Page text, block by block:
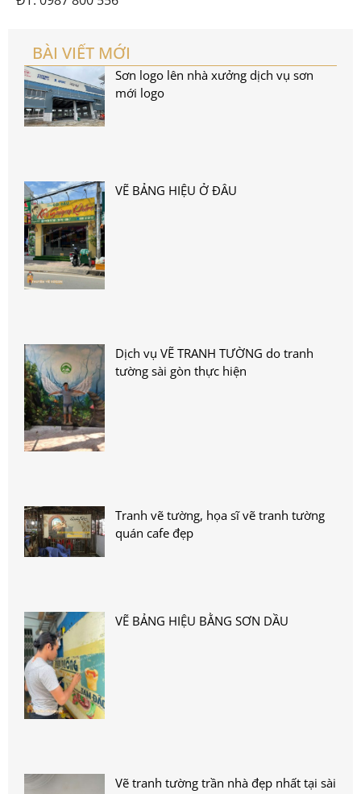
BÀI VIẾT MỚI
Sơn logo lên nhà xưởng dịch vụ sơn
mới logo
VẼ BẢNG HIỆU Ở ĐÂU
Dịch vụ VẼ TRANH TƯỜNG do tranh
tường sài gòn thực hiện
Tranh vẽ tường, họa sĩ vẽ tranh tường
quán cafe đẹp
VẼ BẢNG HIỆU BẰNG SƠN DẦU
Vẽ tranh tường trần nhà đẹp nhất tại sài